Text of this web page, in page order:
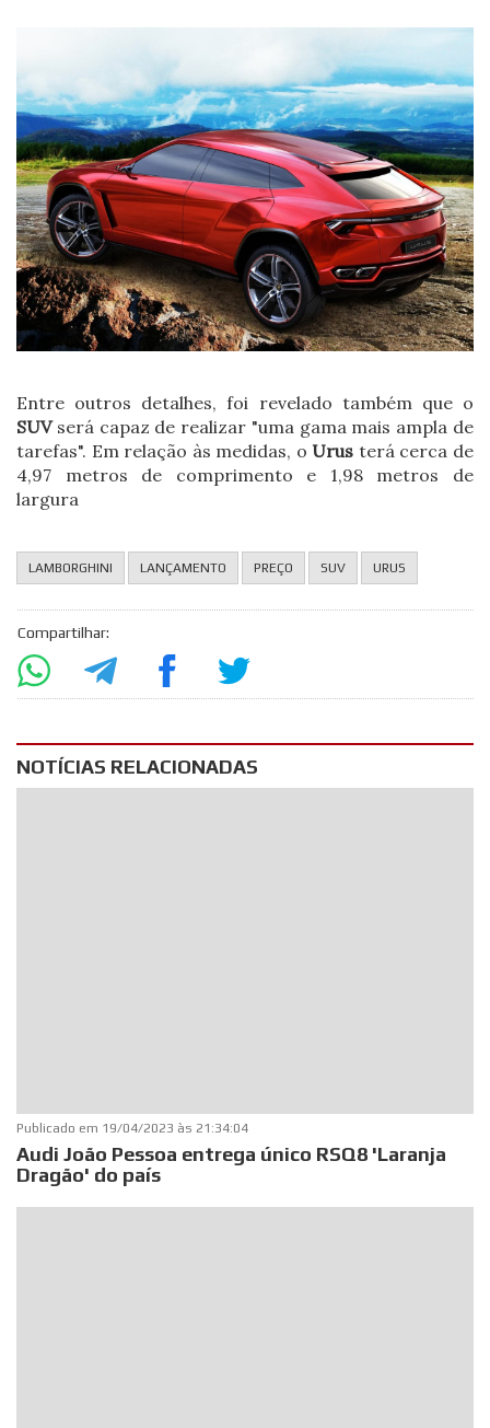
Entre outros detalhes, foi revelado também que o
SUVserá capaz de realizar "uma gama mais ampla de
tarefas". Em relação às medidas, o Urus terá cerca de
4,97 metros de comprimento e 1,98 metros de
largura
LAMBORGHINI LANÇAMENTO PREÇO SUV URUS
Compartilhar:
NOTÍCIAS RELACIONADAS
Publicado em 19/04/2023 às 21:34:04
Audi João Pessoa entrega único RSQ8 'Laranja
Dragão' do país